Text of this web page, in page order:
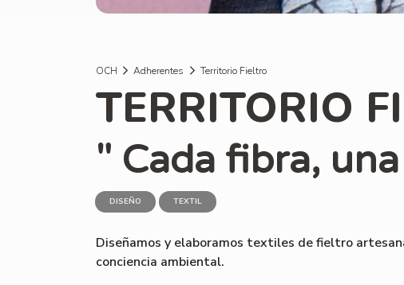
OCH Adherentes Territorio Fieltro
TERRITORIO
" Cada fibra,
DISEÑO TEXTIL
Diseñamos y elaboramos textiles de fieltro
conciencia ambiental.